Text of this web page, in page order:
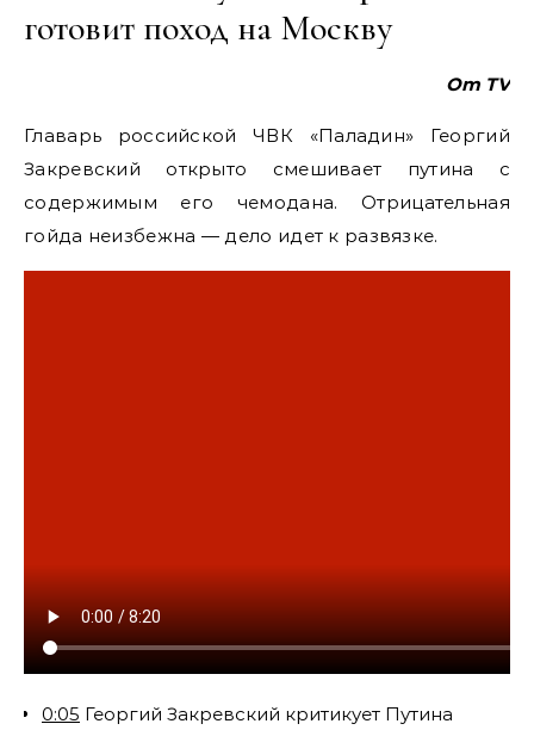
готовит поход на Москву
Om TV
Главарь российской ЧВК «Паладин» Георгий
Закревский открыто смешивает путина с
содержимым его чемодана. Отрицательная
гойда неизбежна — дело идет к развязке.
0:05 Георгий Закревский критикует Путина